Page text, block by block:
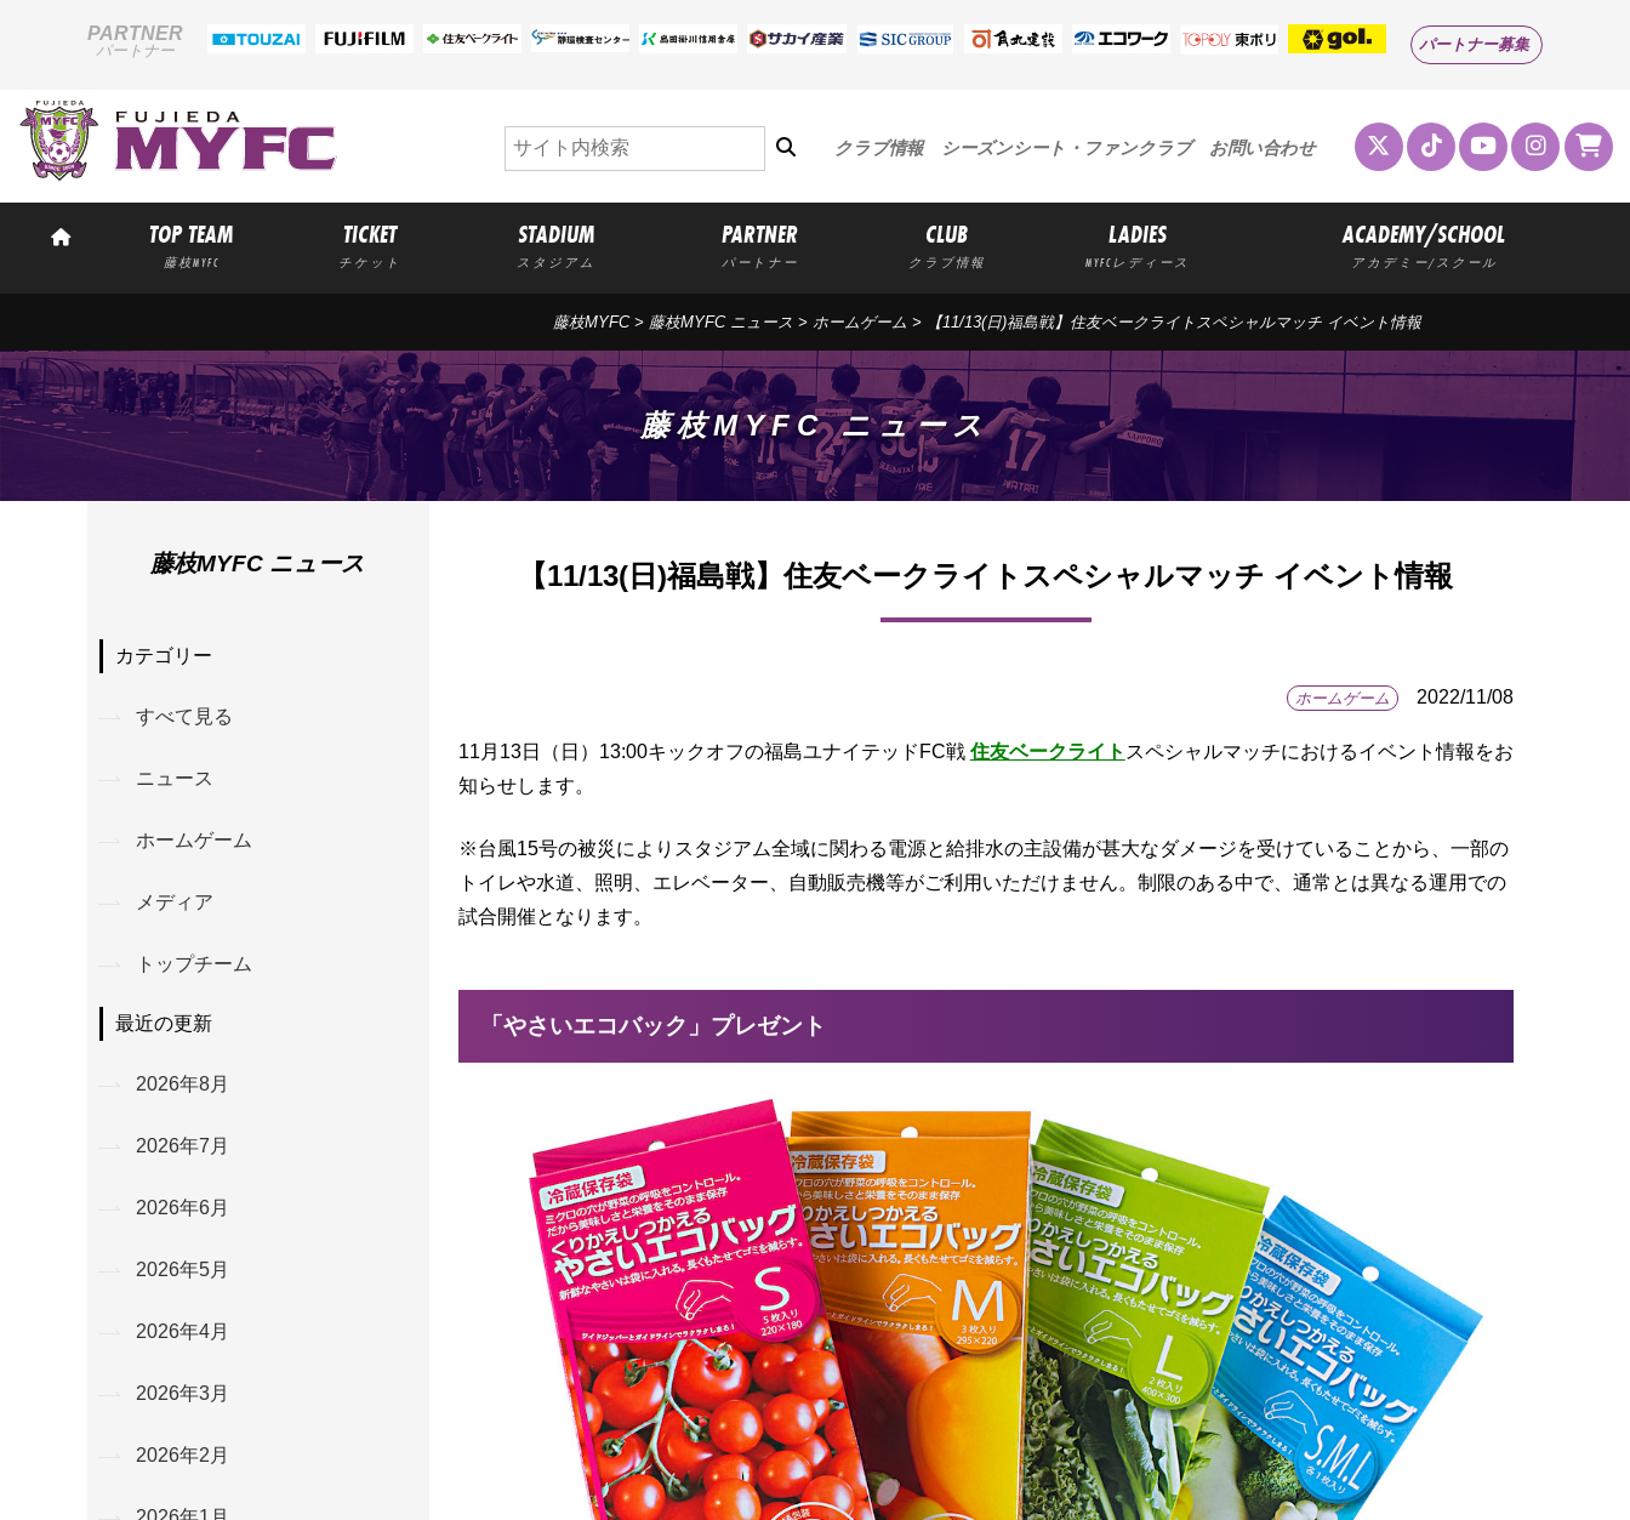
PARTNER
パートナー パートナー募集
クラブ情報 シーズンシート・ファンクラブ お問い合わせ
TOP TEAM
藤枝MYFC
TICKET
チケット
STADIUM
スタジアム
PARTNER
パートナー
CLUB
クラブ情報
LADIES
MYFCレディース
ACADEMY/SCHOOL
アカデミー/スクール
藤枝MYFC> 藤枝MYFC ニュース > ホームゲーム > 【11/13(日)福島戦】住友ベークライトスペシャルマッチ イベント情報
藤枝MYFC ニュース
【11/13(日)福島戦】住友ベークライトスペシャルマッチ イベント情報
ホームゲーム 2022/11/08
11月13日（日）13:00キックオフの福島ユナイテッドFC戦 住友ベークライト スペシャルマッチにおけるイベント情報をお
知らせします。
※台風15号の被災によりスタジアム全域に関わる電源と給排水の主設備が甚大なダメージを受けていることから、一部の
トイレや水道、照明、エレベーター、自動販売機等がご利用いただけません。制限のある中で、通常とは異なる運用での
試合開催となります。
「やさいエコバック」プレゼント
藤枝MYFC ニュース
カテゴリー
すべて見る
ニュース
ホームゲーム
メディア
トップチーム
最近の更新
2026年8月
2026年7月
2026年6月
2026年5月
2026年4月
2026年3月
2026年2月